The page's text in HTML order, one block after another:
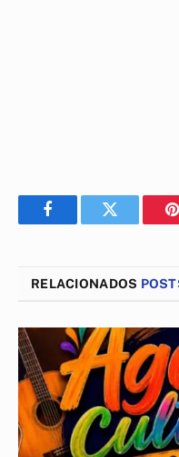
FacebookTwitter
RELACIONADOS